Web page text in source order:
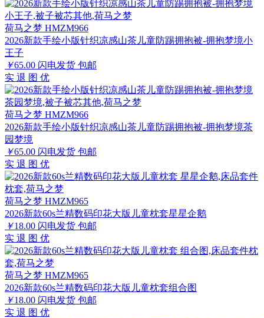
荷马之梦 HMZM966
2026新款手绘小版针织凉感山茶儿童防踢拥抱被-拥抱梦境小
王子
￥65.00 闪电发货 包邮
实 退 图 优
荷马之梦 HMZM966
2026新款手绘小版针织凉感山茶儿童防踢拥抱被-拥抱梦境茶
园梦境
￥65.00 闪电发货 包邮
实 退 图 优
荷马之梦 HMZM965
2026新款60s兰精数码印花大版儿童枕套星星企鹅
￥18.00 闪电发货 包邮
实 退 图 优
荷马之梦 HMZM965
2026新款60s兰精数码印花大版儿童枕套组合图
￥18.00 闪电发货 包邮
实 退 图 优